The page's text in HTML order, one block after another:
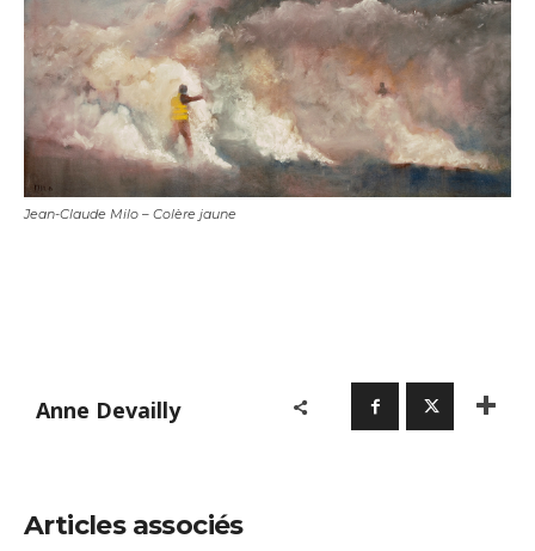
Nom
Jean-Claude Milo – Colère jaune
Anne Devailly
Articles associés